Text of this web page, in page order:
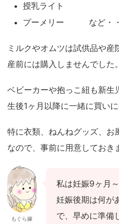
授乳ライト
プーメリー など・・
ミルクやオムツは試供品や産
産前には購入しませんでした。
ベビーカーや抱っこ紐も新生
生後1ヶ月以降に一緒に買いに
特に衣類、ねんねグッズ、お
なので、事前に用意しておき
もぐら嫁
私は妊娠9ヶ月
妊娠後期は何が
で、早めに準備